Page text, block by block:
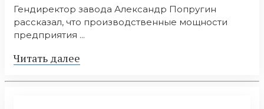
Гендиректор завода Александр Попругин
рассказал, что производственные мощности
предприятия ...
Читать далее